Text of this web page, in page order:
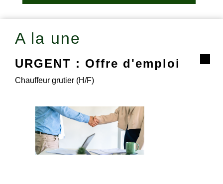
A la une
URGENT : Offre d'emploi
Chauffeur grutier (H/F)